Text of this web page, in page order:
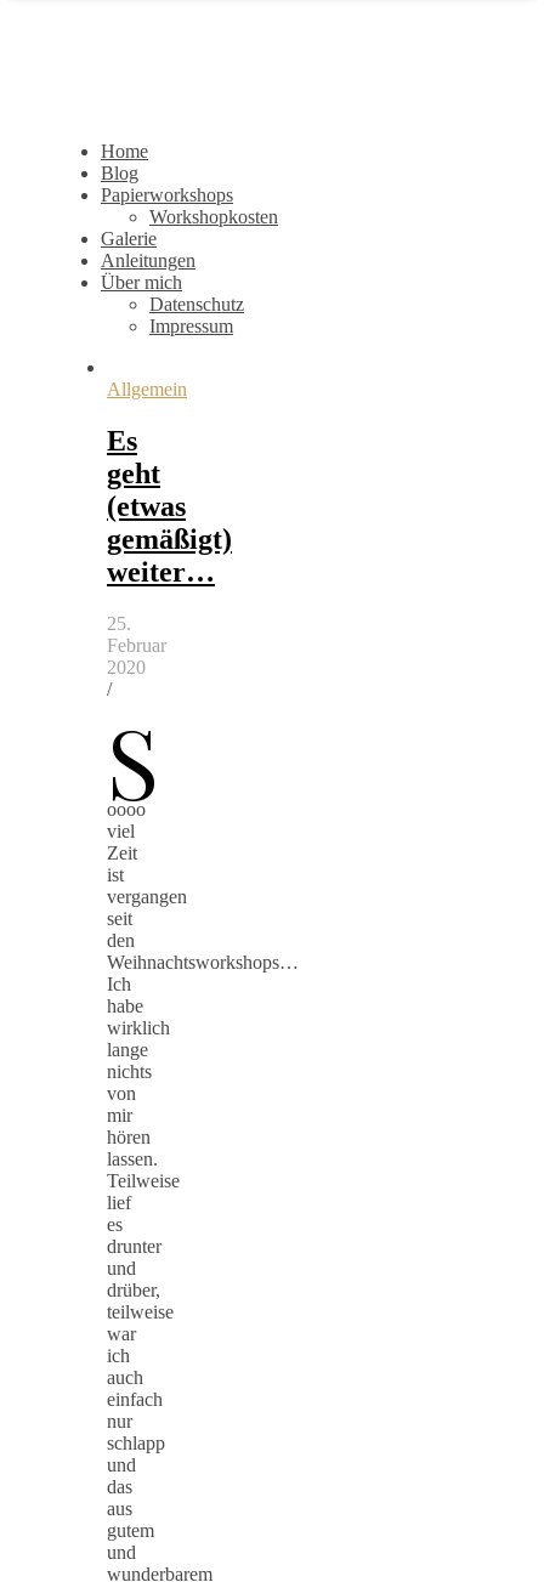
Home
Blog
Papierworkshops
Workshopkosten
Galerie
Anleitungen
Über mich
Datenschutz
Impressum
Allgemein
Es
geht
(etwas
gemäßigt)
weiter…
25.
Februar
2020
/
S
oooo
viel
Zeit
ist
vergangen
seit
den
Weihnachtsworkshops…
Ich
habe
wirklich
lange
nichts
von
mir
hören
lassen.
Teilweise
lief
es
drunter
und
drüber,
teilweise
war
ich
auch
einfach
nur
schlapp
und
das
aus
gutem
und
wunderbarem